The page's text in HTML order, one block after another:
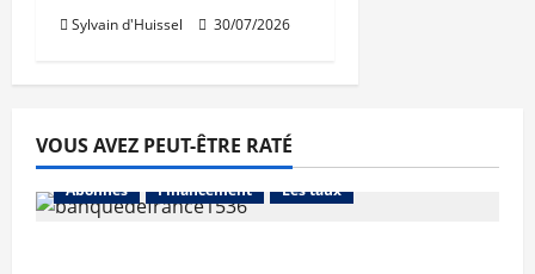
Sylvain d'Huissel 30/07/2026
VOUS AVEZ PEUT-ÊTRE RATÉ
Abonnés Financement Les taux